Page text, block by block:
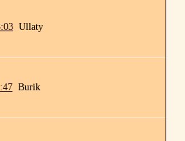
Ullaty
Burik